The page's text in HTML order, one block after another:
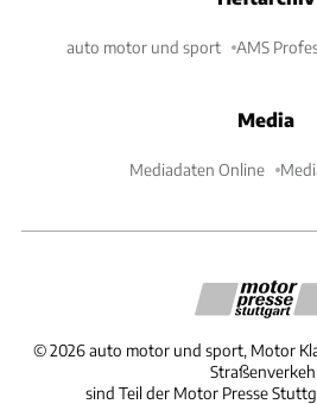
auto motor und sport AMS
Media
Mediadaten Online
©2026 auto motor und sport, Motor
sind Teil der Motor Presse